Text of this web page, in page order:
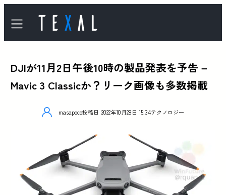
DJIが11月2日午後10時の製品発表を予告 –
Mavic 3 Classicか？リーク画像も多数掲載
masapoco投稿日 2022年10月28日 15:34テクノロジー